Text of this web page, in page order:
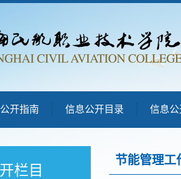
开指南 信息公开目录 信息
栏目
节能管理工